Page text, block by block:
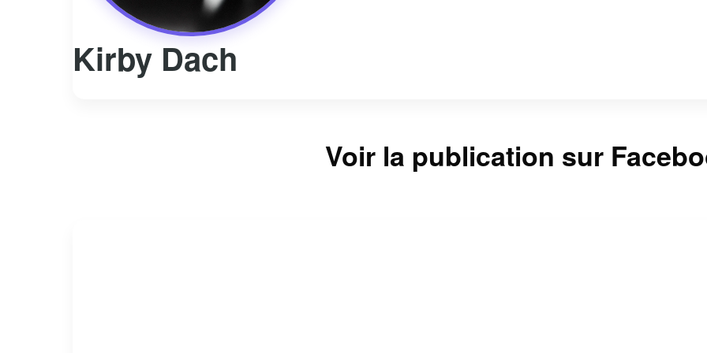
Kirby Dach
Voir la publication sur